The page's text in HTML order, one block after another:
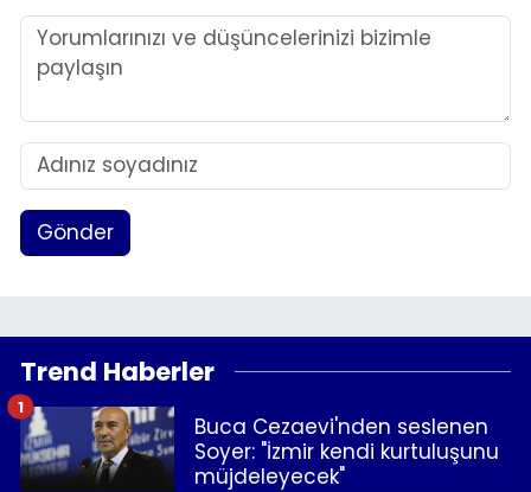
Gönder
Trend Haberler
Buca Cezaevi'nden seslenen
Soyer: "İzmir kendi kurtuluşunu
müjdeleyecek"
1